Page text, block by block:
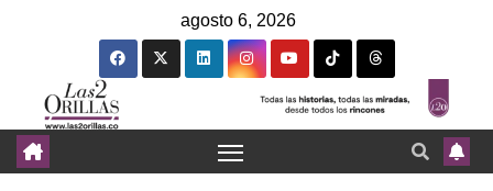
agosto 6, 2026